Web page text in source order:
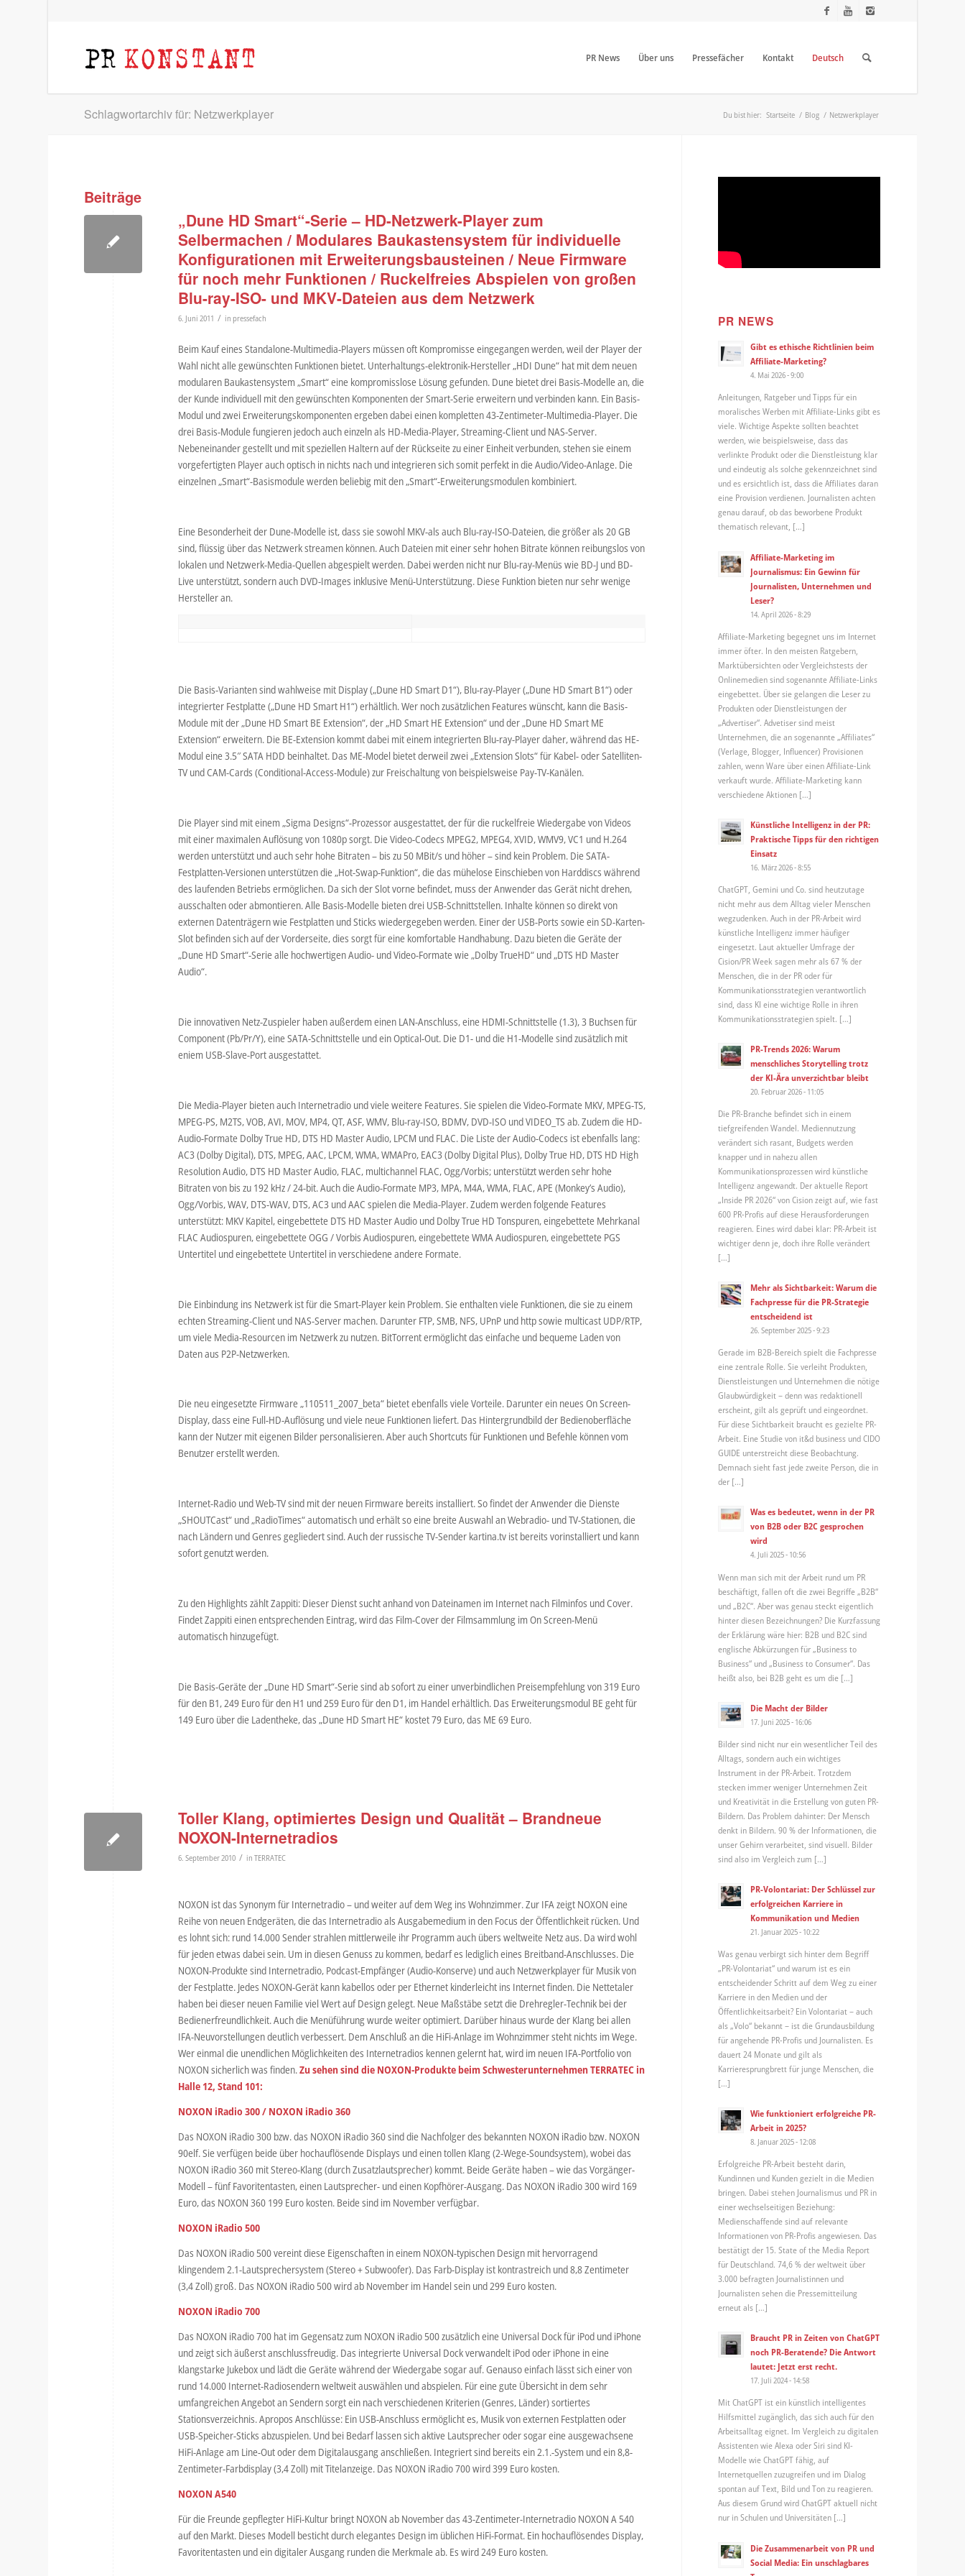
PR News Über uns Pressefächer Kontakt Deutsch
Schlagwortarchiv für: Netzwerkplayer Du bist hier: Startseite / Blog / Netzwerkplayer
Beiträge
„Dune HD Smart“-Serie – HD-Netzwerk-Player zum
Selbermachen / Modulares Baukastensystem für individuelle
Konfigurationen mit Erweiterungsbausteinen / Neue Firmware
für noch mehr Funktionen / Ruckelfreies Abspielen von großen
Blu-ray-ISO- und MKV-Dateien aus dem Netzwerk
6. Juni 2011 / in pressefach
Beim Kauf eines Standalone-Multimedia-Players müssen oft Kompromisse eingegangen werden, weil der Player der
Wahl nicht alle gewünschten Funktionen bietet. Unterhaltungs-elektronik-Hersteller „HDI Dune“ hat mit dem neuen
modularen Baukastensystem „Smart“ eine kompromisslose Lösung gefunden. Dune bietet drei Basis-Modelle an, die
der Kunde individuell mit den gewünschten Komponenten der Smart-Serie erweitern und verbinden kann. Ein Basis-
Modul und zwei Erweiterungskomponenten ergeben dabei einen kompletten 43-Zentimeter-Multimedia-Player. Die
drei Basis-Module fungieren jedoch auch einzeln als HD-Media-Player, Streaming-Client und NAS-Server.
Nebeneinander gestellt und mit speziellen Haltern auf der Rückseite zu einer Einheit verbunden, stehen sie einem
vorgefertigten Player auch optisch in nichts nach und integrieren sich somit perfekt in die Audio/Video-Anlage. Die
einzelnen „Smart“-Basismodule werden beliebig mit den „Smart“-Erweiterungsmodulen kombiniert.
Eine Besonderheit der Dune-Modelle ist, dass sie sowohl MKV-als auch Blu-ray-ISO-Dateien, die größer als 20 GB
sind, flüssig über das Netzwerk streamen können. Auch Dateien mit einer sehr hohen Bitrate können reibungslos von
lokalen und Netzwerk-Media-Quellen abgespielt werden. Dabei werden nicht nur Blu-ray-Menüs wie BD-J und BD-
Live unterstützt, sondern auch DVD-Images inklusive Menü-Unterstützung. Diese Funktion bieten nur sehr wenige
Hersteller an.
Die Basis-Varianten sind wahlweise mit Display („Dune HD Smart D1“), Blu-ray-Player („Dune HD Smart B1“) oder
integrierter Festplatte („Dune HD Smart H1“) erhältlich. Wer noch zusätzlichen Features wünscht, kann die Basis-
Module mit der „Dune HD Smart BE Extension“, der „HD Smart HE Extension“ und der „Dune HD Smart ME
Extension“ erweitern. Die BE-Extension kommt dabei mit einem integrierten Blu-ray-Player daher, während das HE-
Modul eine 3.5″ SATA HDD beinhaltet. Das ME-Model bietet derweil zwei „Extension Slots“ für Kabel- oder Satelliten-
TV und CAM-Cards (Conditional-Access-Module) zur Freischaltung von beispielsweise Pay-TV-Kanälen.
Die Player sind mit einem „Sigma Designs“-Prozessor ausgestattet, der für die ruckelfreie Wiedergabe von Videos
mit einer maximalen Auflösung von 1080p sorgt. Die Video-Codecs MPEG2, MPEG4, XVID, WMV9, VC1 und H.264
werden unterstützt und auch sehr hohe Bitraten – bis zu 50 MBit/s und höher – sind kein Problem. Die SATA-
Festplatten-Versionen unterstützen die „Hot-Swap-Funktion“, die das mühelose Einschieben von Harddiscs während
des laufenden Betriebs ermöglichen. Da sich der Slot vorne befindet, muss der Anwender das Gerät nicht drehen,
ausschalten oder abmontieren. Alle Basis-Modelle bieten drei USB-Schnittstellen. Inhalte können so direkt von
externen Datenträgern wie Festplatten und Sticks wiedergegeben werden. Einer der USB-Ports sowie ein SD-Karten-
Slot befinden sich auf der Vorderseite, dies sorgt für eine komfortable Handhabung. Dazu bieten die Geräte der
„Dune HD Smart“-Serie alle hochwertigen Audio- und Video-Formate wie „Dolby TrueHD“ und „DTS HD Master
Audio“.
Die innovativen Netz-Zuspieler haben außerdem einen LAN-Anschluss, eine HDMI-Schnittstelle (1.3), 3 Buchsen für
Component (Pb/Pr/Y), eine SATA-Schnittstelle und ein Optical-Out. Die D1- und die H1-Modelle sind zusätzlich mit
eniem USB-Slave-Port ausgestattet.
Die Media-Player bieten auch Internetradio und viele weitere Features. Sie spielen die Video-Formate MKV, MPEG-TS,
MPEG-PS, M2TS, VOB, AVI, MOV, MP4, QT, ASF, WMV, Blu-ray-ISO, BDMV, DVD-ISO und VIDEO_TS ab. Zudem die HD-
Audio-Formate Dolby True HD, DTS HD Master Audio, LPCM und FLAC. Die Liste der Audio-Codecs ist ebenfalls lang:
AC3 (Dolby Digital), DTS, MPEG, AAC, LPCM, WMA, WMAPro, EAC3 (Dolby Digital Plus), Dolby True HD, DTS HD High
Resolution Audio, DTS HD Master Audio, FLAC, multichannel FLAC, Ogg/Vorbis; unterstützt werden sehr hohe
Bitraten von bis zu 192 kHz / 24-bit. Auch die Audio-Formate MP3, MPA, M4A, WMA, FLAC, APE (Monkey’s Audio),
Ogg/Vorbis, WAV, DTS-WAV, DTS, AC3 und AAC spielen die Media-Player. Zudem werden folgende Features
unterstützt: MKV Kapitel, eingebettete DTS HD Master Audio und Dolby True HD Tonspuren, eingebettete Mehrkanal
FLAC Audiospuren, eingebettete OGG / Vorbis Audiospuren, eingebettete WMA Audiospuren, eingebettete PGS
Untertitel und eingebettete Untertitel in verschiedene andere Formate.
Die Einbindung ins Netzwerk ist für die Smart-Player kein Problem. Sie enthalten viele Funktionen, die sie zu einem
echten Streaming-Client und NAS-Server machen. Darunter FTP, SMB, NFS, UPnP und http sowie multicast UDP/RTP,
um viele Media-Resourcen im Netzwerk zu nutzen. BitTorrent ermöglicht das einfache und bequeme Laden von
Daten aus P2P-Netzwerken.
Die neu eingesetzte Firmware „110511_2007_beta“ bietet ebenfalls viele Vorteile. Darunter ein neues On Screen-
Display, dass eine Full-HD-Auflösung und viele neue Funktionen liefert. Das Hintergrundbild der Bedienoberfläche
kann der Nutzer mit eigenen Bilder personalisieren. Aber auch Shortcuts für Funktionen und Befehle können vom
Benutzer erstellt werden.
Internet-Radio und Web-TV sind mit der neuen Firmware bereits installiert. So findet der Anwender die Dienste
„SHOUTCast“ und „RadioTimes“ automatisch und erhält so eine breite Auswahl an Webradio- und TV-Stationen, die
nach Ländern und Genres gegliedert sind. Auch der russische TV-Sender kartina.tv ist bereits vorinstalliert und kann
sofort genutzt werden.
Zu den Highlights zählt Zappiti: Dieser Dienst sucht anhand von Dateinamen im Internet nach Filminfos und Cover.
Findet Zappiti einen entsprechenden Eintrag, wird das Film-Cover der Filmsammlung im On Screen-Menü
automatisch hinzugefügt.
Die Basis-Geräte der „Dune HD Smart“-Serie sind ab sofort zu einer unverbindlichen Preisempfehlung von 319 Euro
für den B1, 249 Euro für den H1 und 259 Euro für den D1, im Handel erhältlich. Das Erweiterungsmodul BE geht für
149 Euro über die Ladentheke, das „Dune HD Smart HE“ kostet 79 Euro, das ME 69 Euro.
Toller Klang, optimiertes Design und Qualität – Brandneue
NOXON-Internetradios
6. September 2010 / inTERRATEC
NOXON ist das Synonym für Internetradio – und weiter auf dem Weg ins Wohnzimmer. Zur IFA zeigt NOXON eine
Reihe von neuen Endgeräten, die das Internetradio als Ausgabemedium in den Focus der Öffentlichkeit rücken. Und
es lohnt sich: rund 14.000 Sender strahlen mittlerweile ihr Programm auch übers weltweite Netz aus. Da wird wohl
für jeden etwas dabei sein. Um in diesen Genuss zu kommen, bedarf es lediglich eines Breitband-Anschlusses. Die
NOXON-Produkte sind Internetradio, Podcast-Empfänger (Audio-Konserve) und auch Netzwerkplayer für Musik von
der Festplatte. Jedes NOXON-Gerät kann kabellos oder per Ethernet kinderleicht ins Internet finden. Die Nettetaler
haben bei dieser neuen Familie viel Wert auf Design gelegt. Neue Maßstäbe setzt die Drehregler-Technik bei der
Bedienerfreundlichkeit. Auch die Menüführung wurde weiter optimiert. Darüber hinaus wurde der Klang bei allen
IFA-Neuvorstellungen deutlich verbessert. Dem Anschluß an die HiFi-Anlage im Wohnzimmer steht nichts im Wege.
Wer einmal die unendlichen Möglichkeiten des Internetradios kennen gelernt hat, wird im neuen IFA-Portfolio von
NOXON sicherlich was finden.Zu sehen sind die NOXON-Produkte beim Schwesterunternehmen TERRATEC in
Halle 12, Stand 101:
NOXON iRadio 300 / NOXON iRadio 360
Das NOXON iRadio 300 bzw. das NOXON iRadio 360 sind die Nachfolger des bekannten NOXON iRadio bzw. NOXON
90elf. Sie verfügen beide über hochauflösende Displays und einen tollen Klang (2-Wege-Soundsystem), wobei das
NOXON iRadio 360 mit Stereo-Klang (durch Zusatzlautsprecher) kommt. Beide Geräte haben – wie das Vorgänger-
Modell – fünf Favoritentasten, einen Lautsprecher- und einen Kopfhörer-Ausgang. Das NOXON iRadio 300 wird 169
Euro, das NOXON 360 199 Euro kosten. Beide sind im November verfügbar.
NOXON iRadio 500
Das NOXON iRadio 500 vereint diese Eigenschaften in einem NOXON-typischen Design mit hervorragend
klingendem 2.1-Lautsprechersystem (Stereo + Subwoofer). Das Farb-Display ist kontrastreich und 8,8 Zentimeter
(3,4 Zoll) groß. Das NOXON iRadio 500 wird ab November im Handel sein und 299 Euro kosten.
NOXON iRadio 700
Das NOXON iRadio 700 hat im Gegensatz zum NOXON iRadio 500 zusätzlich eine Universal Dock für iPod und iPhone
und zeigt sich äußerst anschlussfreudig. Das integrierte Universal Dock verwandelt iPod oder iPhone in eine
klangstarke Jukebox und lädt die Geräte während der Wiedergabe sogar auf. Genauso einfach lässt sich einer von
rund 14.000 Internet-Radiosendern weltweit auswählen und abspielen. Für eine gute Übersicht in dem sehr
umfangreichen Angebot an Sendern sorgt ein nach verschiedenen Kriterien (Genres, Länder) sortiertes
Stationsverzeichnis. Apropos Anschlüsse: Ein USB-Anschluss ermöglicht es, Musik von externen Festplatten oder
USB-Speicher-Sticks abzuspielen. Und bei Bedarf lassen sich aktive Lautsprecher oder sogar eine ausgewachsene
HiFi-Anlage am Line-Out oder dem Digitalausgang anschließen. Integriert sind bereits ein 2.1.-System und ein 8,8-
Zentimeter-Farbdisplay (3,4 Zoll) mit Titelanzeige. Das NOXON iRadio 700 wird 399 Euro kosten.
NOXON A540
Für die Freunde gepflegter HiFi-Kultur bringt NOXON ab November das 43-Zentimeter-Internetradio NOXON A 540
auf den Markt. Dieses Modell besticht durch elegantes Design im üblichen HiFi-Format. Ein hochauflösendes Display,
Favoritentasten und ein digitaler Ausgang runden die Merkmale ab. Es wird 249 Euro kosten.
PR NEWS
Gibt es ethische Richtlinien beim
Affiliate-Marketing?
4. Mai 2026 - 9:00
Anleitungen, Ratgeber und Tipps für ein
moralisches Werben mit Affiliate-Links gibt es
viele. Wichtige Aspekte sollten beachtet
werden, wie beispielsweise, dass das
verlinkte Produkt oder die Dienstleistung klar
und eindeutig als solche gekennzeichnet sind
und es ersichtlich ist, dass die Affiliates daran
eine Provision verdienen. Journalisten achten
genau darauf, ob das beworbene Produkt
thematisch relevant, […]
Affiliate-Marketing im
Journalismus: Ein Gewinn für
Journalisten, Unternehmen und
Leser?
14. April 2026 - 8:29
Affiliate-Marketing begegnet uns im Internet
immer öfter. In den meisten Ratgebern,
Marktübersichten oder Vergleichstests der
Onlinemedien sind sogenannte Affiliate-Links
eingebettet. Über sie gelangen die Leser zu
Produkten oder Dienstleistungen der
„Advertiser“. Advetiser sind meist
Unternehmen, die an sogenannte „Affiliates“
(Verlage, Blogger, Influencer) Provisionen
zahlen, wenn Ware über einen Affiliate-Link
verkauft wurde. Affiliate-Marketing kann
verschiedene Aktionen […]
Künstliche Intelligenz in der PR:
Praktische Tipps für den richtigen
Einsatz
16. März 2026 - 8:55
ChatGPT, Gemini und Co. sind heutzutage
nicht mehr aus dem Alltag vieler Menschen
wegzudenken. Auch in der PR-Arbeit wird
künstliche Intelligenz immer häufiger
eingesetzt. Laut aktueller Umfrage der
Cision/PR Week sagen mehr als 67 % der
Menschen, die in der PR oder für
Kommunikationsstrategien verantwortlich
sind, dass KI eine wichtige Rolle in ihren
Kommunikationsstrategien spielt. […]
PR-Trends 2026: Warum
menschliches Storytelling trotz
der KI-Ära unverzichtbar bleibt
20. Februar 2026 - 11:05
Die PR-Branche befindet sich in einem
tiefgreifenden Wandel. Mediennutzung
verändert sich rasant, Budgets werden
knapper und in nahezu allen
Kommunikationsprozessen wird künstliche
Intelligenz angewandt. Der aktuelle Report
„Inside PR 2026“ von Cision zeigt auf, wie fast
600 PR-Profis auf diese Herausforderungen
reagieren. Eines wird dabei klar: PR-Arbeit ist
wichtiger denn je, doch ihre Rolle verändert
[…]
Mehr als Sichtbarkeit: Warum die
Fachpresse für die PR-Strategie
entscheidend ist
26. September 2025 - 9:23
Gerade im B2B-Bereich spielt die Fachpresse
eine zentrale Rolle. Sie verleiht Produkten,
Dienstleistungen und Unternehmen die nötige
Glaubwürdigkeit – denn was redaktionell
erscheint, gilt als geprüft und eingeordnet.
Für diese Sichtbarkeit braucht es gezielte PR-
Arbeit. Eine Studie von it&d business und CIDO
GUIDE unterstreicht diese Beobachtung.
Demnach sieht fast jede zweite Person, die in
der […]
Was es bedeutet, wenn in der PR
von B2B oder B2C gesprochen
wird
4. Juli 2025 - 10:56
Wenn man sich mit der Arbeit rund um PR
beschäftigt, fallen oft die zwei Begriffe „B2B“
und „B2C“. Aber was genau steckt eigentlich
hinter diesen Bezeichnungen? Die Kurzfassung
der Erklärung wäre hier: B2B und B2C sind
englische Abkürzungen für „Business to
Business“ und „Business to Consumer“. Das
heißt also, bei B2B geht es um die […]
Die Macht der Bilder
17. Juni 2025 - 16:06
Bilder sind nicht nur ein wesentlicher Teil des
Alltags, sondern auch ein wichtiges
Instrument in der PR-Arbeit. Trotzdem
stecken immer weniger Unternehmen Zeit
und Kreativität in die Erstellung von guten PR-
Bildern. Das Problem dahinter: Der Mensch
denkt in Bildern. 90 % der Informationen, die
unser Gehirn verarbeitet, sind visuell. Bilder
sind also im Vergleich zum […]
PR-Volontariat: Der Schlüssel zur
erfolgreichen Karriere in
Kommunikation und Medien
21. Januar 2025 - 10:22
Was genau verbirgt sich hinter dem Begriff
„PR-Volontariat“ und warum ist es ein
entscheidender Schritt auf dem Weg zu einer
Karriere in den Medien und der
Öffentlichkeitsarbeit? Ein Volontariat – auch
als „Volo“ bekannt – ist die Grundausbildung
für angehende PR-Profis und Journalisten. Es
dauert 24 Monate und gilt als
Karrieresprungbrett für junge Menschen, die
[…]
Wie funktioniert erfolgreiche PR-
Arbeit in 2025?
8. Januar 2025 - 12:08
Erfolgreiche PR-Arbeit besteht darin,
Kundinnen und Kunden gezielt in die Medien
bringen. Dabei stehen Journalismus und PR in
einer wechselseitigen Beziehung:
Medienschaffende sind auf relevante
Informationen von PR-Profis angewiesen. Das
bestätigt der 15. State of the Media Report
für Deutschland. 74,6 % der weltweit über
3.000 befragten Journalistinnen und
Journalisten sehen die Pressemitteilung
erneut als […]
Braucht PR in Zeiten von ChatGPT
noch PR-Beratende? Die Antwort
lautet: Jetzt erst recht.
17. Juli 2024 - 14:58
Mit ChatGPT ist ein künstlich intelligentes
Hilfsmittel zugänglich, das sich auch für den
Arbeitsalltag eignet. Im Vergleich zu digitalen
Assistenten wie Alexa oder Siri sind KI-
Modelle wie ChatGPT fähig, auf
Internetquellen zuzugreifen und im Dialog
spontan auf Text, Bild und Ton zu reagieren.
Aus diesem Grund wird ChatGPT aktuell nicht
nur in Schulen und Universitäten […]
Die Zusammenarbeit von PR und
Social Media: Ein unschlagbares